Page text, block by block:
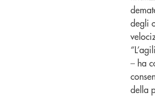
degli
– ha
della